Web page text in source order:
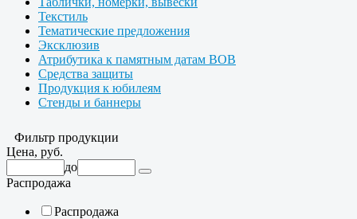
Текстиль
Тематические предложения
Эксклюзив
Атрибутика к памятным датам ВОВ
Средства защиты
Продукция к юбилеям
Стенды и баннеры
Фильтр продукции
Цена, руб.
до
Распродажа
Распродажа